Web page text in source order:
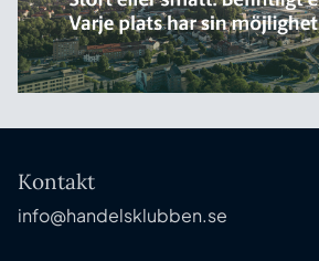
Kontakt
info@handelsklubben.se